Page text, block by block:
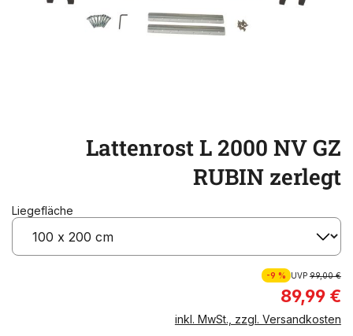
Lattenrost L 2000 NV GZ
RUBIN zerlegt
Liegefläche
-9 % UVP99,00 €
89,99 €
inkl. MwSt., zzgl. Versandkosten